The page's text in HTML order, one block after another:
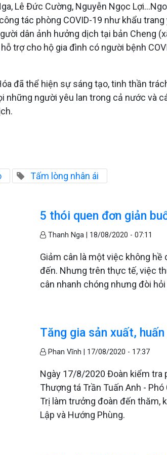
Lê Đức Cường, Nguyễn Ngọc
tác phòng COVID-19 như khẩu
dân ảnh hưởng dịch tại bản Cheng
trợ cho hộ gia đình có người bệnh
đã thể hiện sự sáng tạo, tinh thần
những người yêu lan trong cả nước
Tấm lòng nhân ái
5 thói quen đơn giản
Thanh Nga | 18/08/2020 - 07:11
Giảm cân là một việc không hề
đến. Nhưng trên thực tế, việc
cân nhanh chóng nhưng đòi
Tăng gia sản xuất,
Phan Vĩnh | 17/08/2020 - 17:37
Ngày 17/8/2020 Đoàn kiểm tra
Thượng tá Trần Tuấn Anh -
Trị làm trưởng đoàn đến thăm,
Lập và Hướng Phùng.